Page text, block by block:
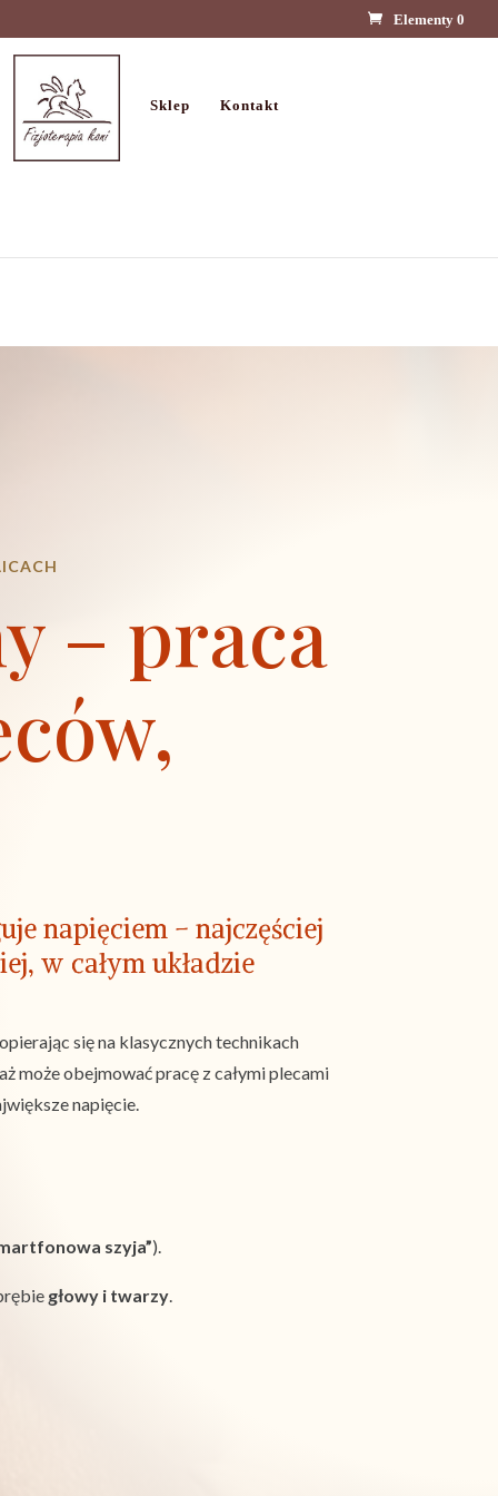
Elementy 0
Sklep Kontakt
– praca
napięciem – najczęściej
w całym układzie
się na klasycznych technikach
może obejmować pracę z całymi plecami
napięcie.
szyja”).
głowy i twarzy.